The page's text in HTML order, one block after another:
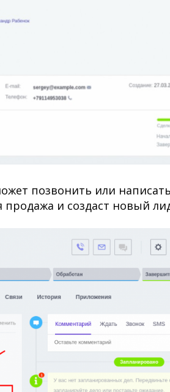
позвонить или
и создаст новый